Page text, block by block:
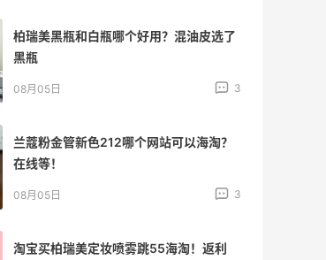
柏瑞美黑瓶和白瓶哪个好用？混油皮选了
黑瓶
08月05日 3
兰蔻粉金管新色212哪个网站可以海淘？
在线等！
08月05日 3
淘宝买柏瑞美定妆喷雾跳55海淘！返利